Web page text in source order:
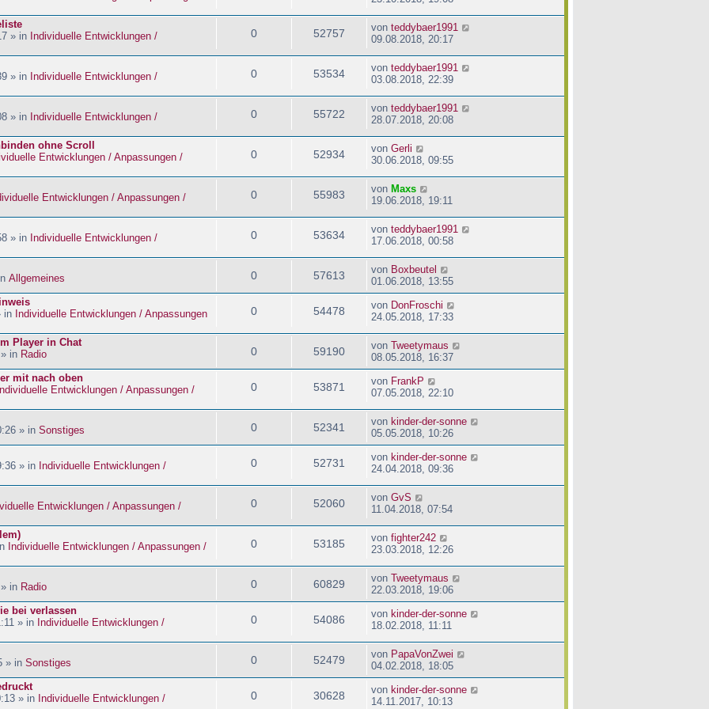
» in Individuelle Entwicklungen /
0 52757 von teddybaer1991
09.08.2018, 20:17
» in Individuelle Entwicklungen /
0 53534 von teddybaer1991
03.08.2018, 22:39
» in Individuelle Entwicklungen /
0 55722 von teddybaer1991
28.07.2018, 20:08
ohne Scroll
Entwicklungen / Anpassungen /
0 52934 von Gerli
30.06.2018, 09:55
Entwicklungen / Anpassungen /
0 55983 von Maxs
19.06.2018, 19:11
» in Individuelle Entwicklungen /
0 53634 von teddybaer1991
17.06.2018, 00:58
Allgemeines 0 57613 von Boxbeutel
01.06.2018, 13:55
in Individuelle Entwicklungen / Anpassungen
0 54478 von DonFroschi
24.05.2018, 17:33
Player in Chat
in Radio 0 59190 von Tweetymaus
08.05.2018, 16:37
mit nach oben
Individuelle Entwicklungen / Anpassungen /
0 53871 von FrankP
07.05.2018, 22:10
» in Sonstiges 0 52341 von kinder-der-sonne
05.05.2018, 10:26
» in Individuelle Entwicklungen /
0 52731 von kinder-der-sonne
24.04.2018, 09:36
Entwicklungen / Anpassungen /
0 52060 von GvS
11.04.2018, 07:54
Individuelle Entwicklungen / Anpassungen /
0 53185 von fighter242
23.03.2018, 12:26
in Radio 0 60829 von Tweetymaus
22.03.2018, 19:06
bei verlassen
» in Individuelle Entwicklungen /
0 54086 von kinder-der-sonne
18.02.2018, 11:11
» in Sonstiges 0 52479 von PapaVonZwei
04.02.2018, 18:05
» in Individuelle Entwicklungen /
0 30628 von kinder-der-sonne
14.11.2017, 10:13